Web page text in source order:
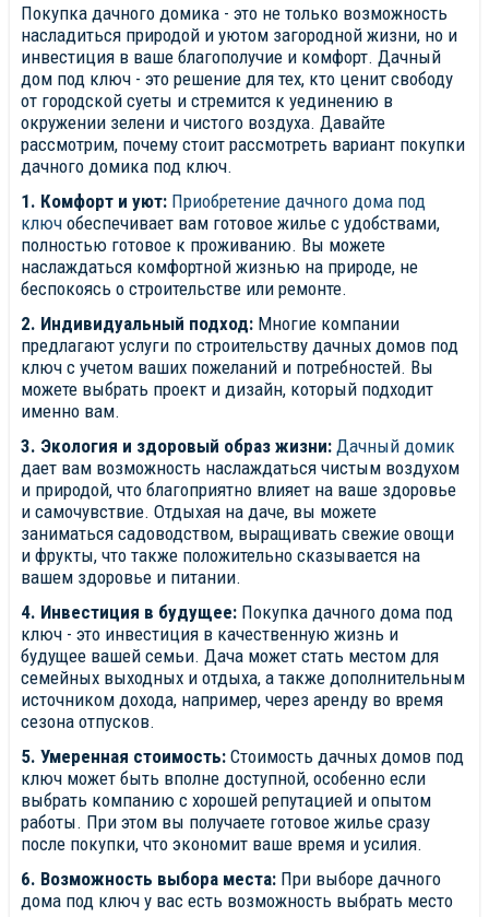
Покупка дачного домика - это не только возможность
насладиться природой и уютом загородной жизни, но и
инвестиция в ваше благополучие и комфорт. Дачный
дом под ключ - это решение для тех, кто ценит свободу
от городской суеты и стремится к уединению в
окружении зелени и чистого воздуха. Давайте
рассмотрим, почему стоит рассмотреть вариант покупки
дачного домика под ключ.
1. Комфорт и уют: Приобретение дачного дома под
ключ обеспечивает вам готовое жилье с удобствами,
полностью готовое к проживанию. Вы можете
наслаждаться комфортной жизнью на природе, не
беспокоясь о строительстве или ремонте.
2. Индивидуальный подход: Многие компании
предлагают услуги по строительству дачных домов под
ключ с учетом ваших пожеланий и потребностей. Вы
можете выбрать проект и дизайн, который подходит
именно вам.
3. Экология и здоровый образ жизни: Дачный домик
дает вам возможность наслаждаться чистым воздухом
и природой, что благоприятно влияет на ваше здоровье
и самочувствие. Отдыхая на даче, вы можете
заниматься садоводством, выращивать свежие овощи
и фрукты, что также положительно сказывается на
вашем здоровье и питании.
4. Инвестиция в будущее: Покупка дачного дома под
ключ - это инвестиция в качественную жизнь и
будущее вашей семьи. Дача может стать местом для
семейных выходных и отдыха, а также дополнительным
источником дохода, например, через аренду во время
сезона отпусков.
5. Умеренная стоимость: Стоимость дачных домов под
ключ может быть вполне доступной, особенно если
выбрать компанию с хорошей репутацией и опытом
работы. При этом вы получаете готовое жилье сразу
после покупки, что экономит ваше время и усилия.
6. Возможность выбора места: При выборе дачного
дома под ключ у вас есть возможность выбрать место